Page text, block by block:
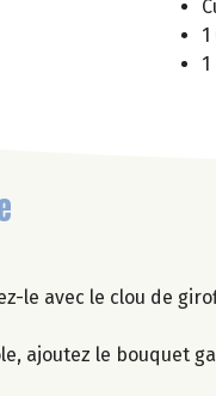
le avec le clou de
ajoutez le bouquet